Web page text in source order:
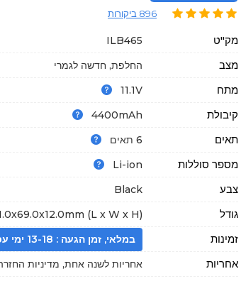
896 ביקורות
מק"ט ILB465
מצב החלפת, חדשה לגמרי
מתח 11.1V
קיבולת 4400mAh
תאים 6 תאים
מספר סוללות Li-ion
צבע Black
גודל (L x W x H)
זמינות במלאי, זמן הגעה : 13-18 ימי עסקים
אחריות אחריות לשנה אחת, מדיניות החזרה